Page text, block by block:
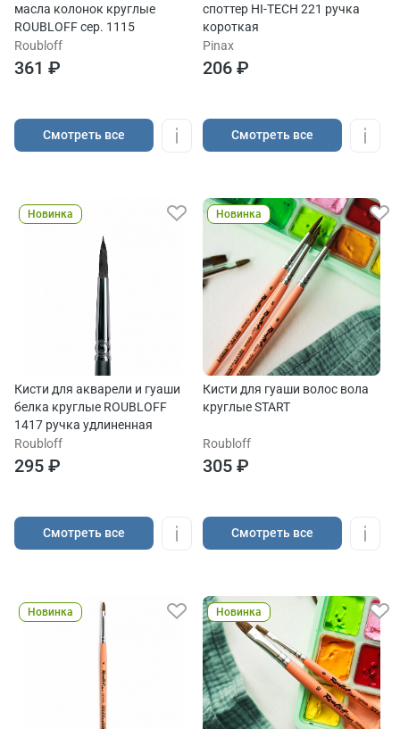
масла колонок круглые
ROUBLOFF сер. 1115
Roubloff
361 ₽
Cмотреть все
споттер HI-TECH 221 ручка
короткая
Pinax
206 ₽
Cмотреть все
Новинка
Кисти для акварели и гуаши
белка круглые ROUBLOFF
1417 ручка удлиненная
Roubloff
295 ₽
Cмотреть все
Новинка
Кисти для гуаши волос вола
круглые START
Roubloff
305 ₽
Cмотреть все
Новинка Новинка